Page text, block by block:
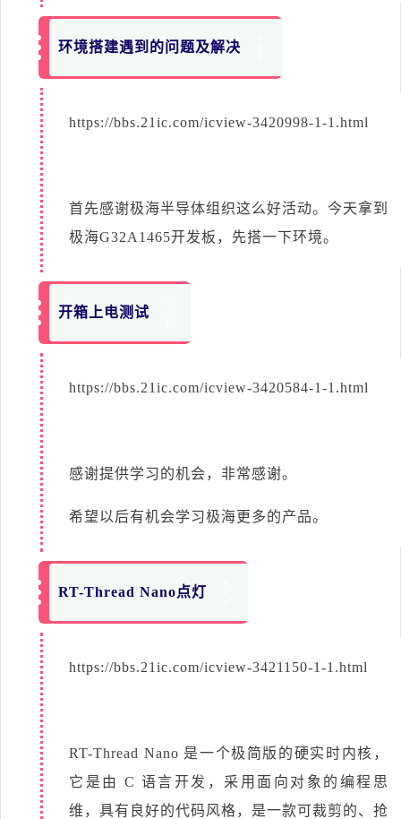
环境搭建遇到的问题及解决
https://bbs.21ic.com/icview-3420998-1-1.html
首先感谢极海半导体组织这么好活动。今天拿到
极海G32A1465开发板，先搭一下环境。
开箱上电测试
https://bbs.21ic.com/icview-3420584-1-1.html
感谢提供学习的机会，非常感谢。
希望以后有机会学习极海更多的产品。
RT-Thread Nano点灯
https://bbs.21ic.com/icview-3421150-1-1.html
RT-Thread Nano 是一个极简版的硬实时内核，
它是由 C 语言开发，采用面向对象的编程思
维，具有良好的代码风格，是一款可裁剪的、抢